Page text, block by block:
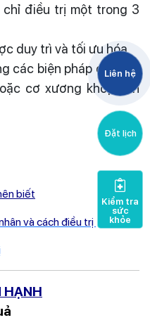
điều trị một trong 3
duy trì và tối ưu hóa
các biện pháp chữa trị
cơ xương khớp liên
biết
và cách điều trị
HẠNH
Liên hệ
Đặt lịch
Kiểm tra
sức
khỏe